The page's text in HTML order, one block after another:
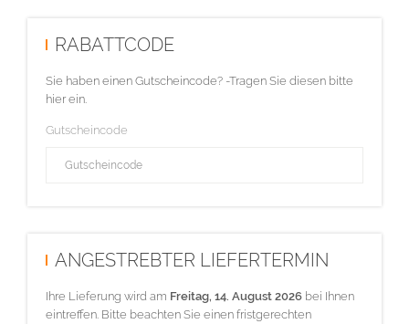
RABATTCODE
Sie haben einen Gutscheincode? -Tragen Sie diesen bitte
hier ein.
Gutscheincode
ANGESTREBTER LIEFERTERMIN
Ihre Lieferung wird am Freitag, 14. August 2026 bei Ihnen
eintreffen. Bitte beachten Sie einen fristgerechten